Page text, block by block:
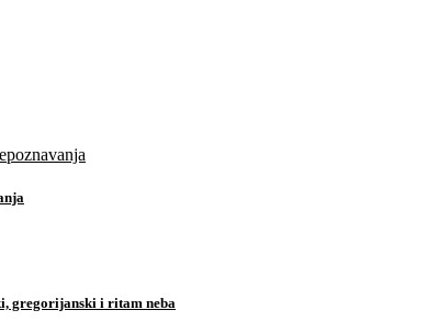
gregorijanski i ritam neba